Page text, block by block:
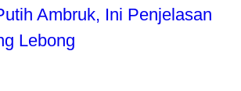
Ambruk, Ini Penjelasan
Lebong